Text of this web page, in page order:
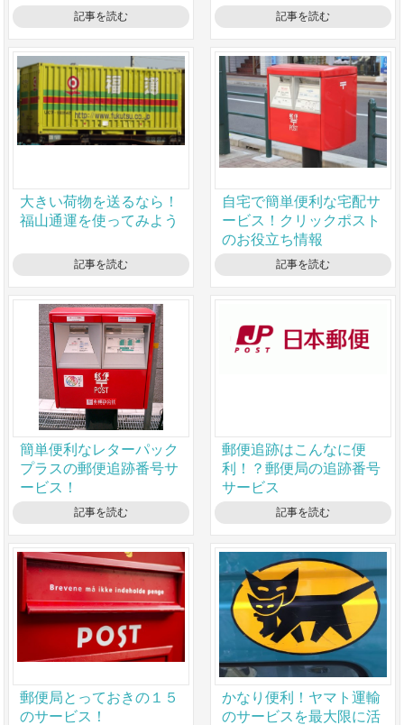
記事を読む 記事を読む
大きい荷物を送るなら！
福山通運を使ってみよう
記事を読む
自宅で簡単便利な宅配サ
ービス！クリックポスト
のお役立ち情報
記事を読む
簡単便利なレターパック
プラスの郵便追跡番号サ
ービス！
記事を読む
郵便追跡はこんなに便
利！？郵便局の追跡番号
サービス
記事を読む
郵便局とっておきの１５
のサービス！
かなり便利！ヤマト運輸
のサービスを最大限に活